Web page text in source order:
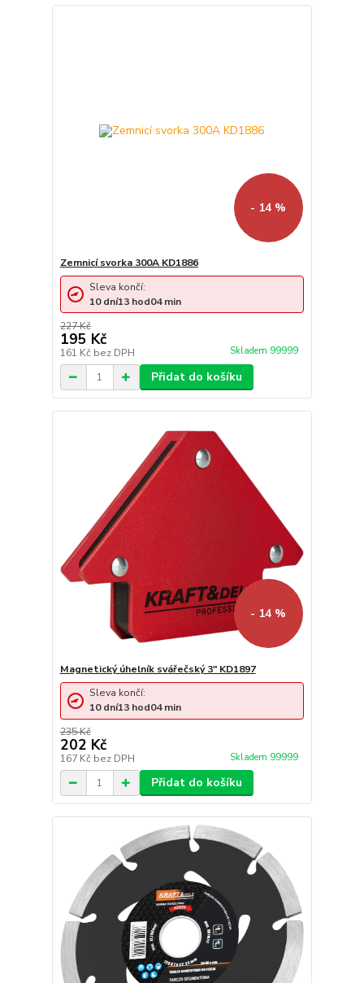
- 14 %
Zemnicí svorka 300A KD1886
227 Kč
195 Kč
161 Kč bez DPH Skladem 99999
Sleva končí:
10 dní13 hod04min
Přidat do košíku
- 14 %
Magnetický úhelník svářečský 3" KD1897
235 Kč
202 Kč
167 Kč bez DPH Skladem 99999
Sleva končí:
10 dní13 hod04min
Přidat do košíku